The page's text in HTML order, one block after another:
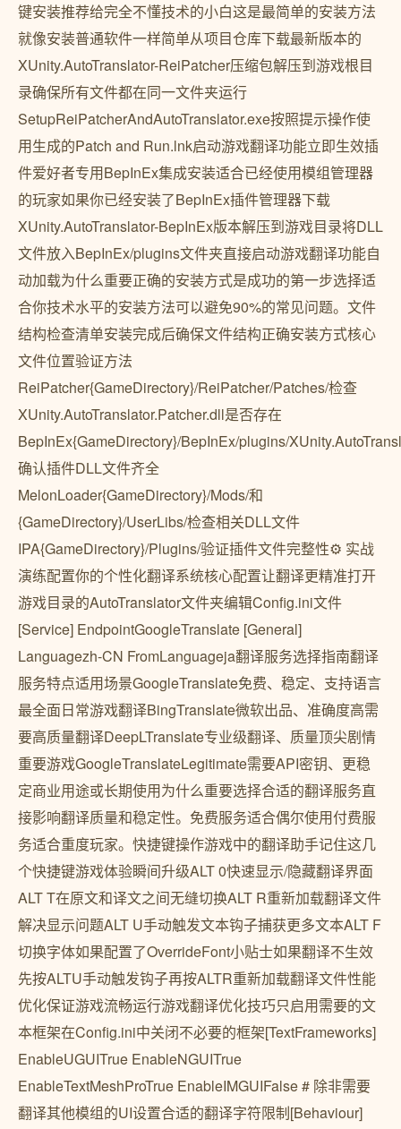
键安装推荐给完全不懂技术的小白这是最简单的安装方法
就像安装普通软件一样简单从项目仓库下载最新版本的
XUnity.AutoTranslator-ReiPatcher压缩包解压到游戏根目
录确保所有文件都在同一文件夹运行
SetupReiPatcherAndAutoTranslator.exe按照提示操作使
用生成的Patch and Run.lnk启动游戏翻译功能立即生效插
件爱好者专用BepInEx集成安装适合已经使用模组管理器
的玩家如果你已经安装了BepInEx插件管理器下载
XUnity.AutoTranslator-BepInEx版本解压到游戏目录将DLL
文件放入BepInEx/plugins文件夹直接启动游戏翻译功能自
动加载为什么重要正确的安装方式是成功的第一步选择适
合你技术水平的安装方法可以避免90%的常见问题。文件
结构检查清单安装完成后确保文件结构正确安装方式核心
文件位置验证方法
ReiPatcher{GameDirectory}/ReiPatcher/Patches/检查
XUnity.AutoTranslator.Patcher.dll是否存在
BepInEx{GameDirectory}/BepInEx/plugins/
确认插件DLL文件齐全
MelonLoader{GameDirectory}/Mods/和
{GameDirectory}/UserLibs/检查相关DLL文件
IPA{GameDirectory}/Plugins/验证插件文件完整性⚙️ 实战
演练配置你的个性化翻译系统核心配置让翻译更精准打开
游戏目录的AutoTranslator文件夹编辑Config.ini文件
[Service] EndpointGoogleTranslate [General]
Languagezh-CN FromLanguageja翻译服务选择指南翻译
服务特点适用场景GoogleTranslate免费、稳定、支持语言
最全面日常游戏翻译BingTranslate微软出品、准确度高需
要高质量翻译DeepLTranslate专业级翻译、质量顶尖剧情
重要游戏GoogleTranslateLegitimate需要API密钥、更稳
定商业用途或长期使用为什么重要选择合适的翻译服务直
接影响翻译质量和稳定性。免费服务适合偶尔使用付费服
务适合重度玩家。快捷键操作游戏中的翻译助手记住这几
个快捷键游戏体验瞬间升级ALT 0快速显示/隐藏翻译界面
ALT T在原文和译文之间无缝切换ALT R重新加载翻译文件
解决显示问题ALT U手动触发文本钩子捕获更多文本ALT F
切换字体如果配置了OverrideFont小贴士如果翻译不生效
先按ALTU手动触发钩子再按ALTR重新加载翻译文件性能
优化保证游戏流畅运行游戏翻译优化技巧只启用需要的文
本框架在Config.ini中关闭不必要的框架[TextFrameworks]
EnableUGUITrue EnableNGUITrue
EnableTextMeshProTrue EnableIMGUIFalse # 除非需要
翻译其他模组的UI设置合适的翻译字符限制[Behaviour]